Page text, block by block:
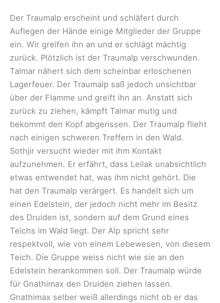
Der Traumalp erscheint und schläfert durch
Auflegen der Hände einige Mitglieder der Gruppe
ein. Wir greifen ihn an und er schlägt mächtig
zurück. Plötzlich ist der Traumalp verschwunden.
Talmar nähert sich dem scheinbar erloschenen
Lagerfeuer. Der Traumalp saß jedoch unsichtbar
über der Flamme und greift ihn an. Anstatt sich
zurück zu ziehen, kämpft Talmar mutig und
bekommt den Kopf abgerissen. Der Traumalp flieht
nach einigen schweren Treffern in den Wald.
Sothjir versucht wieder mit ihm Kontakt
aufzunehmen. Er erfährt, dass Leilak unabsichtlich
etwas entwendet hat, was ihm nicht gehört. Die
hat den Traumalp verärgert. Es handelt sich um
einen Edelstein, der jedoch nicht mehr im Besitz
des Druiden ist, sondern auf dem Grund eines
Teichs im Wald liegt. Der Alp spricht sehr
respektvoll, wie von einem Lebewesen, von diesem
Teich. Die Gruppe weiss nicht wie sie an den
Edelstein herankommen soll. Der Traumalp würde
für Gnathimax den Druiden ziehen lassen.
Gnathimax selber weiß allerdings nicht ob er das